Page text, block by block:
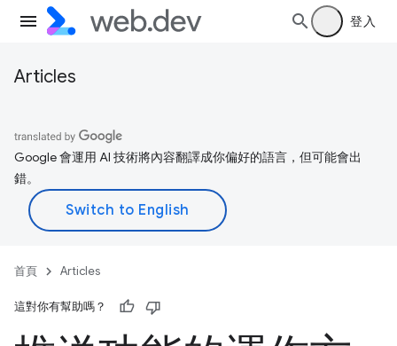
登入
Articles
Google 會運用 AI 技術將內容翻譯成你偏好的語言，但可能會出
錯。
首頁 Articles
這對你有幫助嗎？